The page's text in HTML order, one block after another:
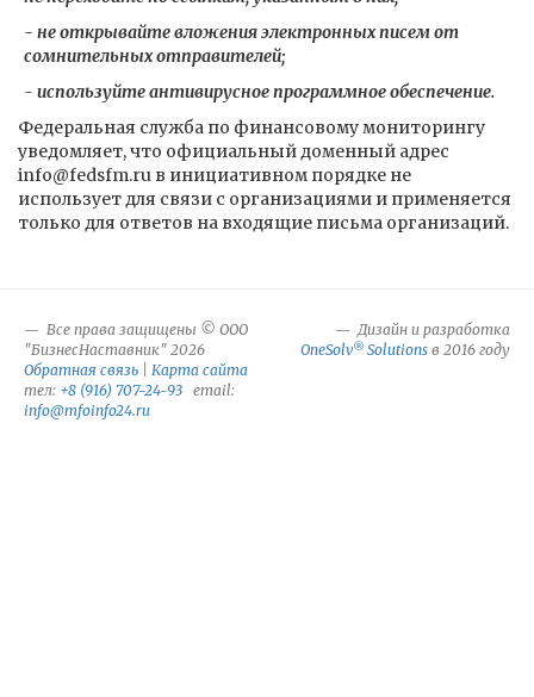
- не открывайте вложения электронных писем от
сомнительных отправителей;
- используйте антивирусное программное обеспечение.
Федеральная служба по финансовому мониторингу
уведомляет, что официальный доменный адрес
info@fedsfm.ru в инициативном порядке не
использует для связи с организациями и применяется
только для ответов на входящие письма организаций.
Все права защищены © ООО
"БизнесНаставник" 2026
Обратная связь
Карта сайта
тел: +8 (916) 707-24-93 email:
info@mfoinfo24.ru
Дизайн и разработка
OneSolv® Solutions в 2016 году